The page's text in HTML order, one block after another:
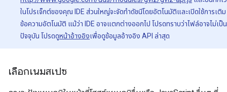
ในโปรเจ็กต์ของคุณ IDE ส่วนใหญ่จะจัดทำดัชนีโดยอัตโนมัติและเปิดใช้การเติม
ข้อความอัตโนมัติ แม้ว่า IDE อาจแตกต่างออกไป โปรดทราบว่าไฟล์อาจไม่เป็น
ปัจจุบัน โปรดดูหน้าอ้างอิงเพื่อดูข้อมูลอ้างอิง API ล่าสุด
เลือกเนมสเปซ